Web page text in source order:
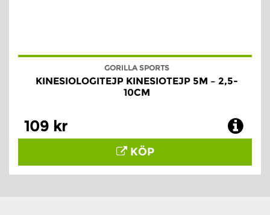
GORILLA SPORTS
KINESIOLOGITEJP KINESIOTEJP 5M – 2,5-
10CM
109 kr
KÖP